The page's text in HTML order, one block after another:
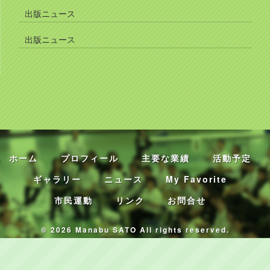
出版ニュース
出版ニュース
ホーム プロフィール 主要な業績
活動予定
ギャラリー
ニュース
My Favorite
市民運動
リンク お問合せ
© 2026 Manabu SATO All rights reserved.